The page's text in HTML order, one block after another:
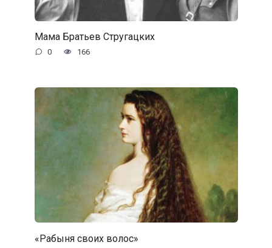
Мама Братьев Стругацких
0 166
«Рабыня своих волос»